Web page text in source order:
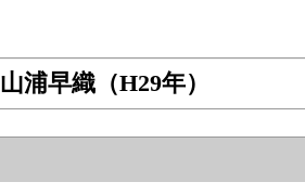
山浦早織（H29年）